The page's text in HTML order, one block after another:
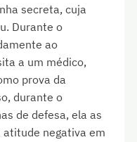
secreta, cuja
Durante o
ao
a um médico,
prova da
durante o
de defesa, ela as
negativa em